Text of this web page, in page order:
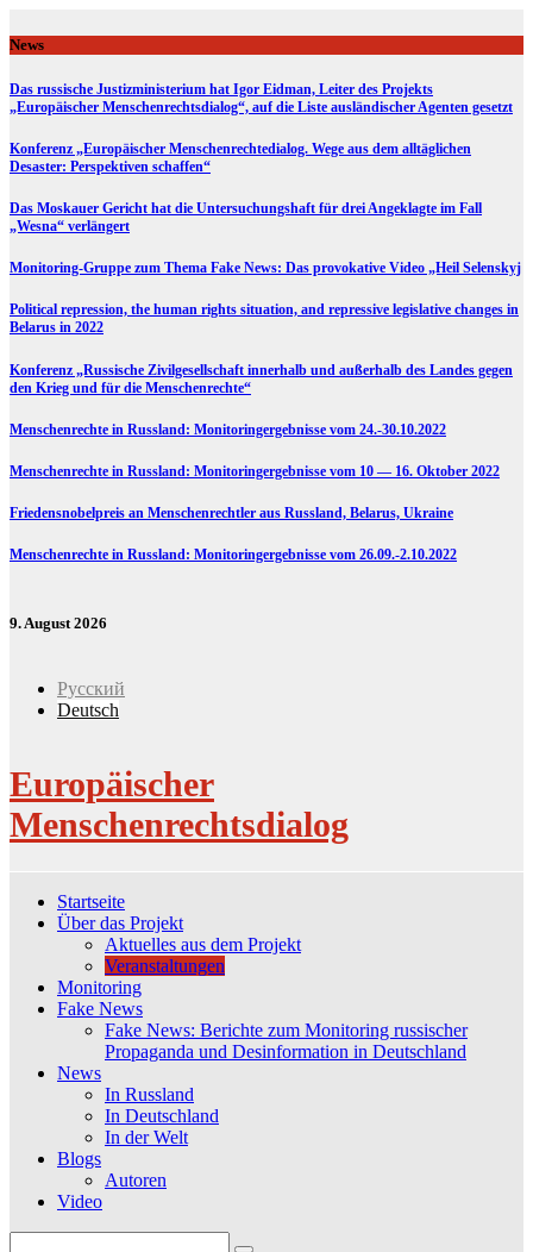
to
News
Das russische Justizministerium hat Igor Eidman, Leiter des Projekts
„Europäischer Menschenrechtsdialog“, auf die Liste ausländischer Agenten gesetzt
Konferenz „Europäischer Menschenrechtedialog. Wege aus dem alltäglichen
Desaster: Perspektiven schaffen“
Das Moskauer Gericht hat die Untersuchungshaft für drei Angeklagte im Fall
„Wesna“ verlängert
Monitoring-Gruppe zum Thema Fake News: Das provokative Video „Heil Selenskyj
Political repression, the human rights situation, and repressive legislative changes in
Belarus in 2022
Konferenz „Russische Zivilgesellschaft innerhalb und außerhalb des Landes gegen
den Krieg und für die Menschenrechte“
Menschenrechte in Russland: Monitoringergebnisse vom 24.-30.10.2022
Menschenrechte in Russland: Monitoringergebnisse vom 10 — 16. Oktober 2022
Friedensnobelpreis an Menschenrechtler aus Russland, Belarus, Ukraine
Menschenrechte in Russland: Monitoringergebnisse vom 26.09.-2.10.2022
9. August 2026
Русский
Deutsch
Europäischer
Menschenrechtsdialog
Startseite
Über das Projekt
Aktuelles aus dem Projekt
Veranstaltungen
Monitoring
Fake News
Fake News: Berichte zum Monitoring russischer
Propaganda und Desinformation in Deutschland
News
In Russland
In Deutschland
In der Welt
Blogs
Autoren
Video